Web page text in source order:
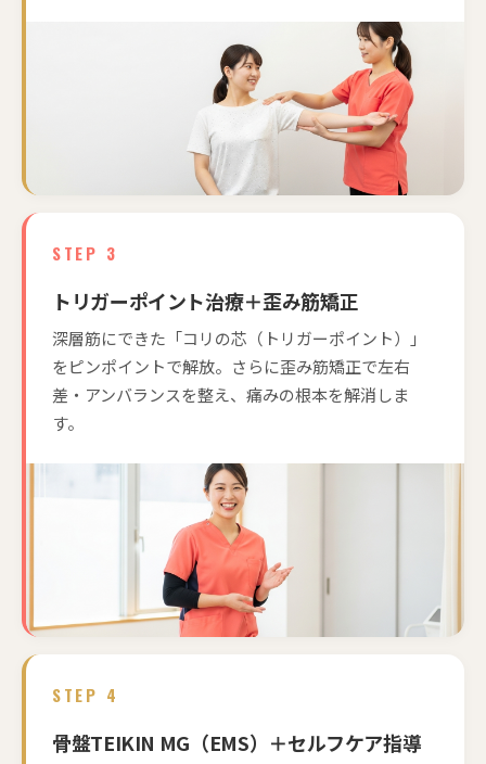
STEP 3
トリガーポイント治療＋歪み筋矯正
深層筋にできた「コリの芯（トリガーポイント）」
をピンポイントで解放。さらに歪み筋矯正で左右
差・アンバランスを整え、痛みの根本を解消しま
す。
STEP 4
骨盤TEIKIN MG（EMS）＋セルフケア指導